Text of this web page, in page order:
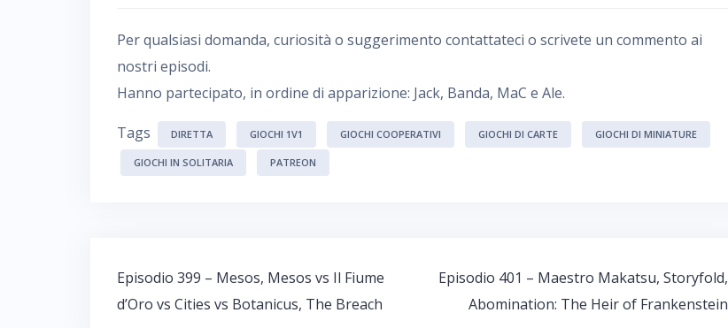
Per qualsiasi domanda, curiosità o suggerimento contattateci o scrivete un commento ai
nostri episodi.
Hanno partecipato, in ordine di apparizione: Jack, Banda, MaC e Ale.
Tags DIRETTA GIOCHI 1V1 GIOCHI COOPERATIVI GIOCHI DI CARTE GIOCHI DI MINIATURE
GIOCHI IN SOLITARIA PATREON
Navigazione
articoli
Episodio 399 – Mesos, Mesos vs Il Fiume
d’Oro vs Cities vs Botanicus, The Breach
Episodio 401 – Maestro Makatsu, Storyfold,
Abomination: The Heir of Frankenstein